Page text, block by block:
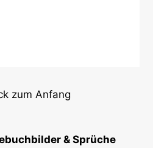
zum Anfang
& Sprüche